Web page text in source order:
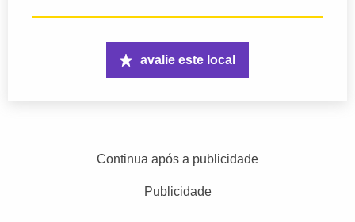
avalie este local
Continua após a publicidade
Publicidade